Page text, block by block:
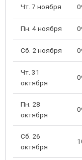
Чт. 7 ноября
Пн. 4 ноября
Сб. 2 ноября
Чт. 31
октября
Пн. 28
октября
Сб. 26
октября